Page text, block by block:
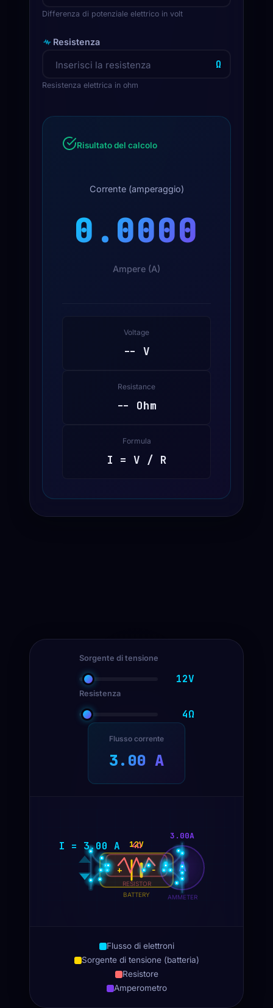
Differenza di potenziale elettrico in volt
Resistenza
Ω
Resistenza elettrica in ohm
Risultato del calcolo
Corrente (amperaggio)
0.0000
Ampere (A)
Voltage
-- V
Resistance
-- Ohm
Formula
I = V / R
Sorgente di tensione
12V
Resistenza
4Ω
Flusso corrente
3.00 A
Flusso di elettroni
Sorgente di tensione (batteria)
Resistore
Amperometro